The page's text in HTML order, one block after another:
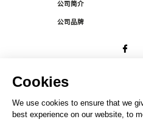
公司简介
公司品牌